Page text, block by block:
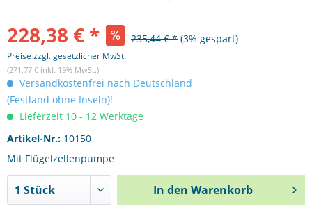
228,38 € * 235,44 € * (3% gespart)
Preise zzgl. gesetzlicher MwSt.
(271,77 € inkl. 19% MwSt.)
Versandkostenfrei nach Deutschland
(Festland ohne Inseln)!
Lieferzeit 10 - 12 Werktage
Artikel-Nr.: 10150
Mit Flügelzellenpumpe
In den Warenkorb